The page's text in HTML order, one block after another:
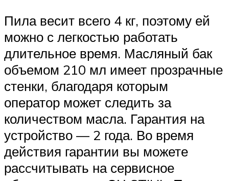
Пила весит всего 4 кг, поэтому ей
можно с легкостью работать
длительное время. Масляный бак
объемом 210 мл имеет прозрачные
стенки, благодаря которым
оператор может следить за
количеством масла. Гарантия на
устройство — 2 года. Во время
действия гарантии вы можете
расcчитывать на сервисное